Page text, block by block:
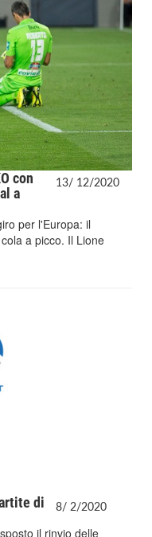
13/ 12/2020
con
a
per l'Europa: il
a picco. Il Lione
8/ 2/2020
di
il rinvio delle